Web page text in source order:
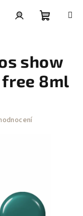
košík
show
free 8ml